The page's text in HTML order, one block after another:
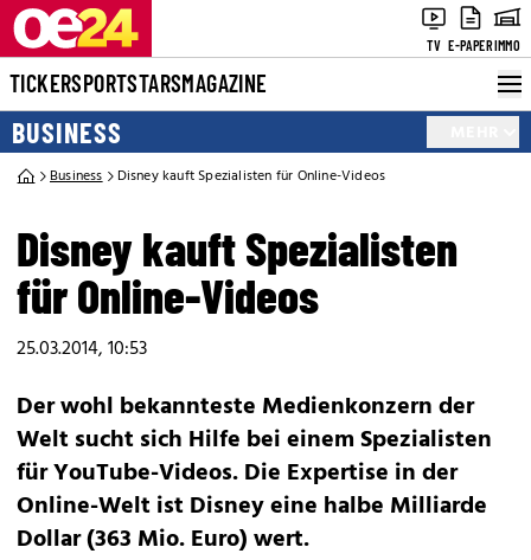
TV E-PAPERIMMO
TICKERSPORTSTARSMAGAZINE
BUSINESS
Business Disney kauft Spezialisten für Online-Videos
Disney kauft Spezialisten
für Online-Videos
25.03.2014, 10:53
Der wohl bekannteste Medienkonzern der
Welt sucht sich Hilfe bei einem Spezialisten
für YouTube-Videos. Die Expertise in der
Online-Welt ist Disney eine halbe Milliarde
Dollar (363 Mio. Euro) wert.